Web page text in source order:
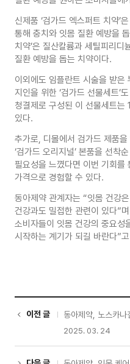
신제품 ‘검가드 엑스퍼트 치약’
통해 충치와 잇몸 질환 예방을
치약’은 질산칼륨과 세틸피리
질환 예방을 돕는 치약이다.
이외에도 임플란트 시술을 받은
지인을 위한 ‘검가드 선물세트’
청결제로 구성된 이 선물세트
있다.
추가로, 디몰에서 검가드 제품
‘검가드 오리지널’ 본품을 선착
필요성을 느꼈다면 이번 기회를
가격으로 경험할 수 있다.
동아제약 관계자는 “잇몸 건강
건강과도 밀접한 관련이 있다”
소비자들이 잇몸 건강의 중요성
시작하는 계기가 되길 바란다”
이전 글 동아제약, 노스카
2025. 03. 24